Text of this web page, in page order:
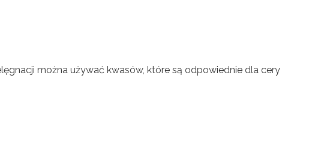
można używać kwasów, które są odpowiednie dla cery